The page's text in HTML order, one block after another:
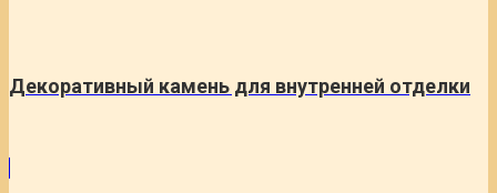
Декоративный камень для внутренней отделки